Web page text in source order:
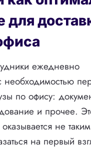
для
ежедневно
необходимостью
по офису:
и прочее.
не
на первый